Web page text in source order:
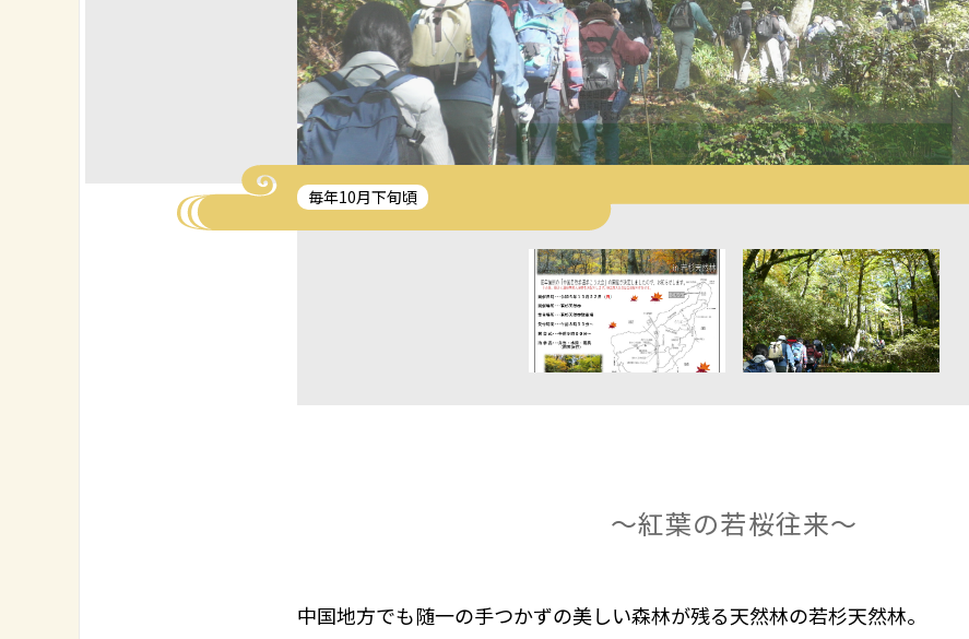
毎年10月下旬頃
～紅葉の若桜往来～
中国地方でも随一の手つかずの美しい森林が残る天然林の若杉天然林。